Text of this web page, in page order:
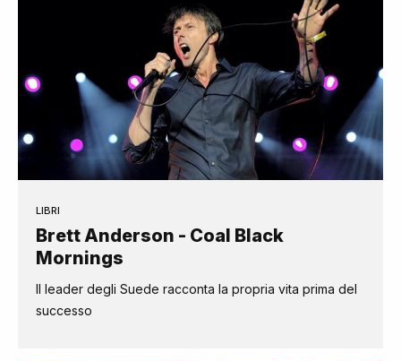
LIBRI
Brett Anderson - Coal Black
Mornings
Il leader degli Suede racconta la propria vita prima del
successo